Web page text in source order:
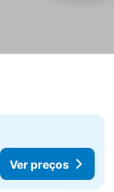
Ver preços